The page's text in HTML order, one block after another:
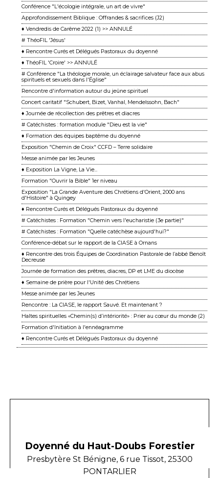
Conférence "L'écologie intégrale, un art de vivre"
Approfondissement Biblique : Offrandes & sacrifices (J2)
♦ Vendredis de Carême 2022 (1) >> ANNULÉ
# ThéoFIL 'Jésus'
♦ Rencontre Curés et Délégués Pastoraux du doyenné
♦ ThéoFIL 'Croire' >> ANNULÉ
# Conférence "La théologie morale, un éclairage salvateur face aux abus
spirituels et sexuels dans l'Église"
Rencontre d'information autour du jeûne spirituel
Concert caritatif "Schubert, Bizet, Vanhal, Mendelssohn, Bach"
♦ Journée de récollection des prêtres et diacres
# Catéchistes : formation module "Dieu est la vie"
♦ Formation des équipes baptême du doyenné
Exposition "Chemin de Croix" CCFD – Terre solidaire
Messe animée par les Jeunes
♦ Exposition La Vigne, La Vie...
Formation "Ouvrir la Bible" 1er niveau
Exposition "La Grande Aventure des Chrétiens d'Orient, 2000 ans
d'Histoire" à Quingey
♦ Rencontre Curés et Délégués Pastoraux du doyenné
# Catéchistes : Formation "Chemin vers l'eucharistie (3e partie)"
# Catéchistes : Formation "Quelle catéchèse aujourd'hui?"
Conférence-débat sur le rapport de la CIASE à Ornans
♦ Rencontre des trois Équipes de Coordination Pastorale de l’abbé Benoît
Decreuse
Journée de formation des prêtres, diacres, DP et LME du diocèse
♦ Semaine de prière pour l'Unité des Chrétiens
Messe animée par les Jeunes
Rencontre : La CIASE, le rapport Sauvé. Et maintenant ?
Haltes spirituelles «Chemin(s) d’intériorité» : Prier au cœur du monde (2)
Formation d'Initiation à l'ennéagramme
♦ Rencontre Curés et Délégués Pastoraux du doyenné
Doyenné du Haut-Doubs Forestier
Presbytère St Bénigne, 6 rue Tissot, 25300
PONTARLIER